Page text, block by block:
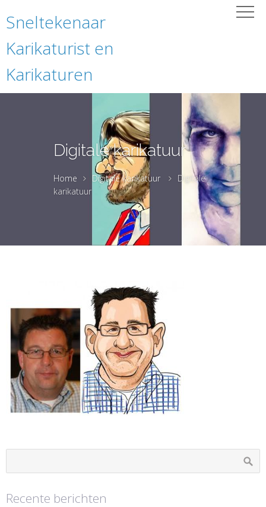
Sneltekenaar
Karikaturist en
Karikaturen
Digitale karikatuur
Home Digitale karikatuur
Digitale
karikatuur
Recente berichten